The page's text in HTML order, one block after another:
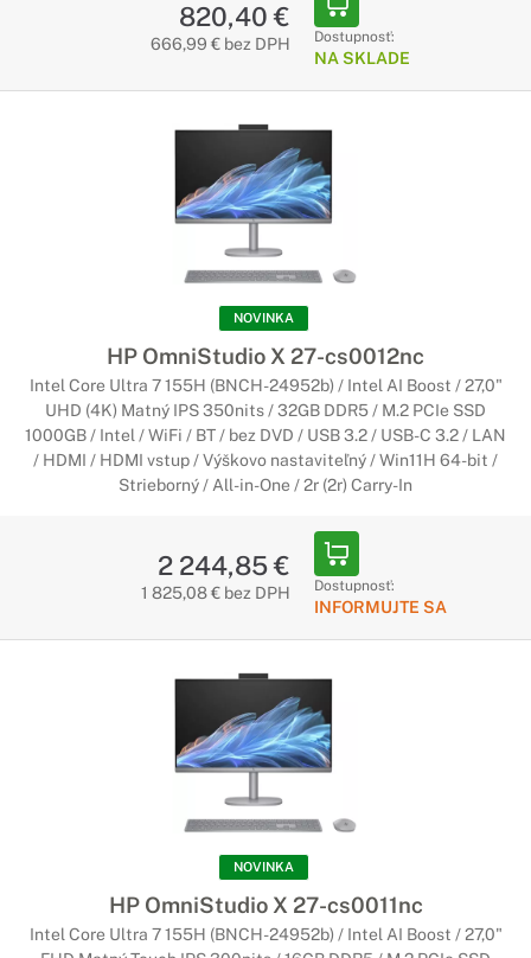
820,40 €
666,99 € bez DPH Dostupnosť:
NA SKLADE
NOVINKA
HP OmniStudio X 27-cs0012nc
Intel Core Ultra 7 155H (BNCH-24952b) / Intel AI Boost / 27,0"
UHD (4K) Matný IPS 350nits / 32GB DDR5 / M.2 PCIe SSD
1000GB / Intel / WiFi / BT / bez DVD / USB 3.2 / USB-C 3.2 / LAN
/ HDMI / HDMI vstup / Výškovo nastaviteľný / Win11H 64-bit /
Strieborný / All-in-One / 2r (2r) Carry-In
2 244,85 €
1 825,08 € bez DPH Dostupnosť:
INFORMUJTE SA
NOVINKA
HP OmniStudio X 27-cs0011nc
Intel Core Ultra 7 155H (BNCH-24952b) / Intel AI Boost / 27,0"